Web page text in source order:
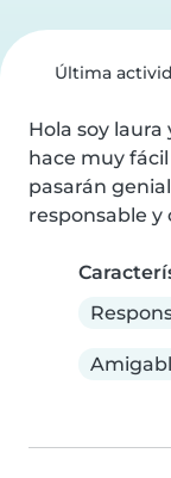
Última
Hola soy
hace muy
pasarán
responsable